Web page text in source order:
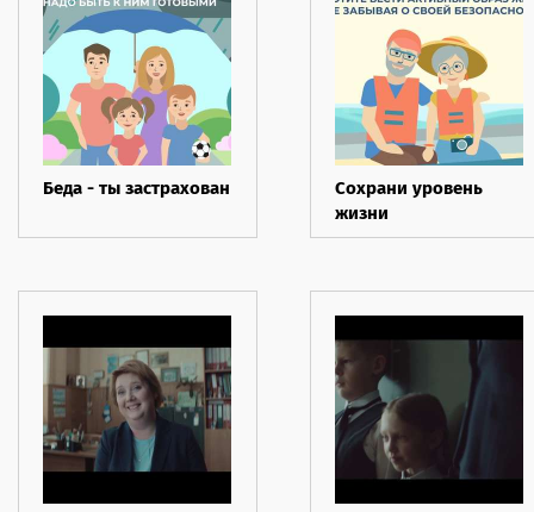
Беда - ты застрахован
Сохрани уровень
жизни